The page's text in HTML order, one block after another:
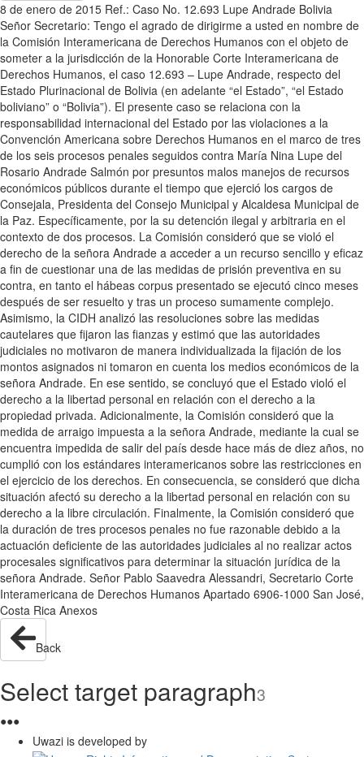
8 de enero de 2015 Ref.: Caso No. 12.693 Lupe Andrade Bolivia
Señor Secretario: Tengo el agrado de dirigirme a usted en nombre de
la Comisión Interamericana de Derechos Humanos con el objeto de
someter a la jurisdicción de la Honorable Corte Interamericana de
Derechos Humanos, el caso 12.693 – Lupe Andrade, respecto del
Estado Plurinacional de Bolivia (en adelante “el Estado”, “el Estado
boliviano” o “Bolivia”). El presente caso se relaciona con la
responsabilidad internacional del Estado por las violaciones a la
Convención Americana sobre Derechos Humanos en el marco de tres
de los seis procesos penales seguidos contra María Nina Lupe del
Rosario Andrade Salmón por presuntos malos manejos de recursos
económicos públicos durante el tiempo que ejerció los cargos de
Consejala, Presidenta del Consejo Municipal y Alcaldesa Municipal de
la Paz. Específicamente, por la su detención ilegal y arbitraria en el
contexto de dos procesos. La Comisión consideró que se violó el
derecho de la señora Andrade a acceder a un recurso sencillo y eficaz
a fin de cuestionar una de las medidas de prisión preventiva en su
contra, en tanto el hábeas corpus presentado se ejecutó cinco meses
después de ser resuelto y tras un proceso sumamente complejo.
Asimismo, la CIDH analizó las resoluciones sobre las medidas
cautelares que fijaron las fianzas y estimó que las autoridades
judiciales no motivaron de manera individualizada la fijación de los
montos asignados ni tomaron en cuenta los medios económicos de la
señora Andrade. En ese sentido, se concluyó que el Estado violó el
derecho a la libertad personal en relación con el derecho a la
propiedad privada. Adicionalmente, la Comisión consideró que la
medida de arraigo impuesta a la señora Andrade, mediante la cual se
encuentra impedida de salir del país desde hace más de diez años, no
cumplió con los estándares interamericanos sobre las restricciones en
el ejercicio de los derechos. En consecuencia, se consideró que dicha
situación afectó su derecho a la libertad personal en relación con su
derecho a la libre circulación. Finalmente, la Comisión consideró que
la duración de tres procesos penales no fue razonable debido a la
actuación deficiente de las autoridades judiciales al no realizar actos
procesales significativos para determinar la situación jurídica de la
señora Andrade. Señor Pablo Saavedra Alessandri, Secretario Corte
Interamericana de Derechos Humanos Apartado 6906-1000 San José,
Costa Rica Anexos
Back
Select target paragraph3
●●●
Uwazi is developed by